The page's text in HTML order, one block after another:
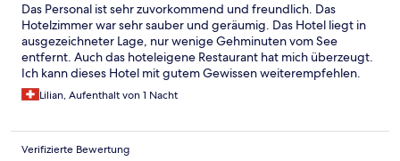
Das Personal ist sehr zuvorkommend und freundlich. Das
Hotelzimmer war sehr sauber und geräumig. Das Hotel liegt in
ausgezeichneter Lage, nur wenige Gehminuten vom See
entfernt. Auch das hoteleigene Restaurant hat mich überzeugt.
Ich kann dieses Hotel mit gutem Gewissen weiterempfehlen.
Lilian, Aufenthalt von 1 Nacht
Verifizierte Bewertung